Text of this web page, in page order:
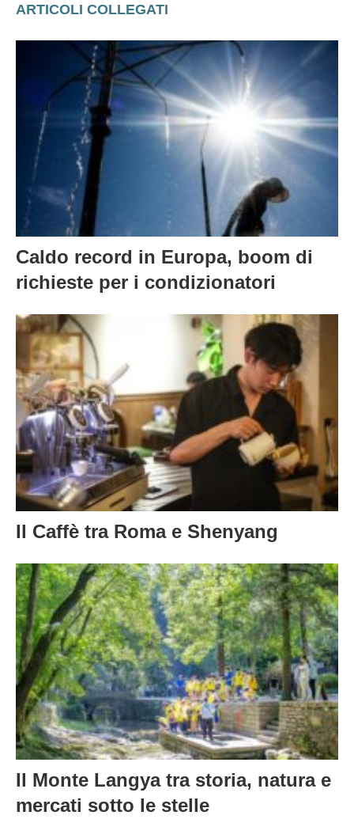
ARTICOLI COLLEGATI
Caldo record in Europa, boom di
richieste per i condizionatori
Il Caffè tra Roma e Shenyang
Il Monte Langya tra storia, natura e
mercati sotto le stelle